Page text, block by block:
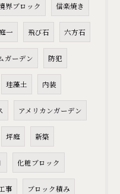
界ブロック 信楽焼き
庭一 飛び石 六方石
ガーデン 防犯
珪藻土 内装
アメリカンガーデン
坪庭 新築
化粧ブロック
事 ブロック積み